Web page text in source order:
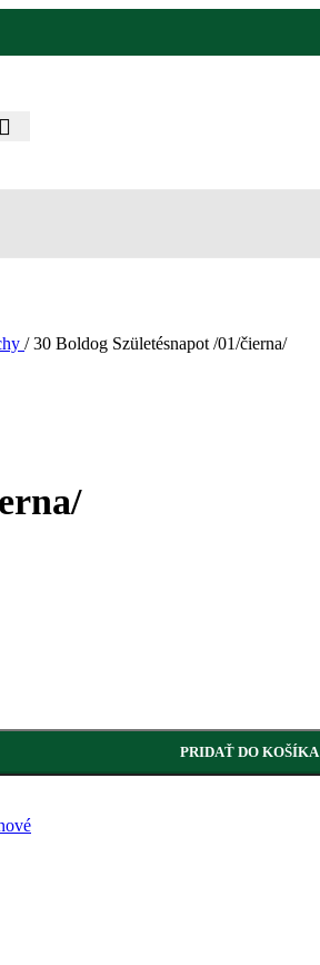
/ 30 Boldog Születésnapot /01/čierna/
PRIDAŤ DO KOŠÍKA